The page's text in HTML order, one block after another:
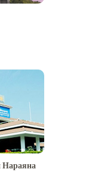
Нараяна